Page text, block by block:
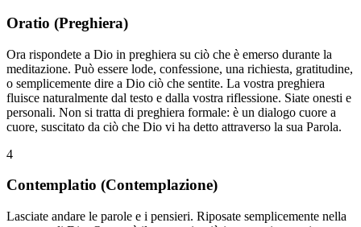
Oratio (Preghiera)
Ora rispondete a Dio in preghiera su ciò che è emerso durante la
meditazione. Può essere lode, confessione, una richiesta, gratitudine,
o semplicemente dire a Dio ciò che sentite. La vostra preghiera
fluisce naturalmente dal testo e dalla vostra riflessione. Siate onesti e
personali. Non si tratta di preghiera formale: è un dialogo cuore a
cuore, suscitato da ciò che Dio vi ha detto attraverso la sua Parola.
4
Contemplatio (Contemplazione)
Lasciate andare le parole e i pensieri. Riposate semplicemente nella